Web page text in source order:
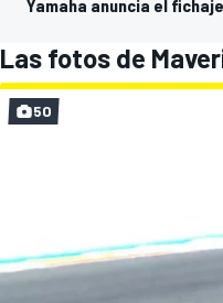
Yamaha anuncia el
Las fotos de
50